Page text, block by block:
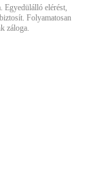
elérést,
Folyamatosan
záloga.